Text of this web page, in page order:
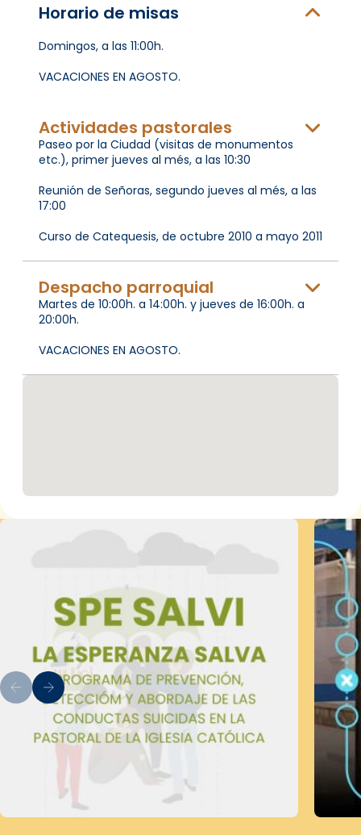
Horario de misas
Domingos, a las 11:00h.
VACACIONES EN AGOSTO.
Actividades pastorales
Paseo por la Ciudad (visitas de monumentos
etc.), primer jueves al més, a las 10:30
Reunión de Señoras, segundo jueves al més, a las
17:00
Curso de Catequesis, de octubre 2010 a mayo 2011
Despacho parroquial
Martes de 10:00h. a 14:00h. y jueves de 16:00h. a
20:00h.
VACACIONES EN AGOSTO.